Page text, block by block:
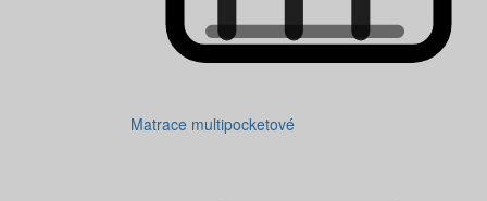
Matrace multipocketové